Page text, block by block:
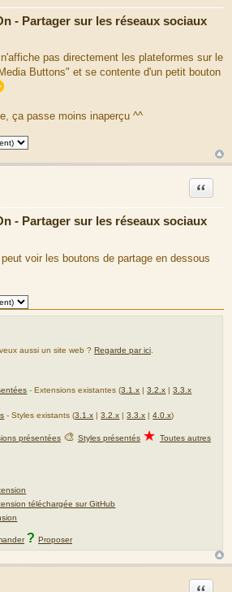
- Partager sur les réseaux sociaux
pas directement les plateformes sur le
Buttons" et se contente d'un petit bouton
ça passe moins inaperçu ^^
- Partager sur les réseaux sociaux
Citation
voir les boutons de partage en dessous
aussi un site web ? Regarde par ici.
-Extensions existantes (3.1.x |3.2.x |3.3.x
- Styles existants (3.1.x |3.2.x |3.3.x |4.0.x)
présentées 🎨 Styles présentés ★ Toutes autres
téléchargée sur GitHub
? Proposer
Citation